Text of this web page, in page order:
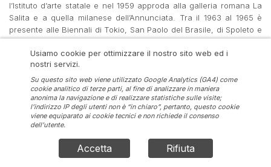
l’Istituto d’arte statale e nel 1959 approda alla galleria romana La
Salita e a quella milanese dell’Annunciata. Tra il 1963 al 1965 è
presente alle Biennali di Tokio, San Paolo del Brasile, di Spoleto e
di San Marino e tocca il vertice della sua popolarità partecipando
a soli 28 anni alla Biennale di Venezia. Dopo l’insegnamento a
Firenze e Venezia, dirige l’Accademia di Belle Arti di Urbino e
successivamente diventa docente di Pittura presso l’Accademia di
Bologna. Dai primi anni Sessanta ha indirizzato la propria ricerca
verso una nuova figurazione elaborando immagini nitide,
geometricamente strutturate, derivate dai mass media o ispirate
all'arte del passato, spesso associate, in ironici assemblages, a
oggetti diversi.
Usiamo cookie per ottimizzare il nostro sito web ed i
nostri servizi.
Su questo sito web viene utilizzato Google Analytics (GA4) come
cookie analitico di terze parti, al fine di analizzare in maniera
anonima la navigazione e di realizzare statistiche sulle visite;
l’indirizzo IP degli utenti non è “in chiaro”, pertanto, questo cookie
viene equiparato ai cookie tecnici e non richiede il consenso
dell’utente.
Accetta Rifiuta